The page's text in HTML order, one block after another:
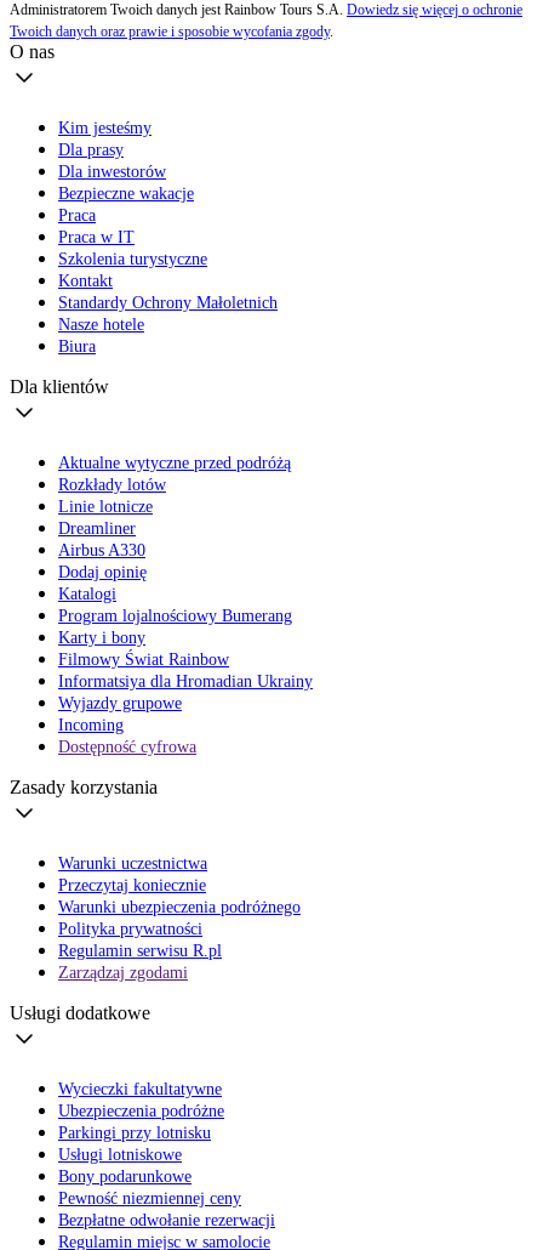
Administratorem Twoich danych jest Rainbow Tours S.A. Dowiedz się więcej o ochronie
Twoich danych oraz prawie i sposobie wycofania zgody.
O nas
Kim jesteśmy
Dla prasy
Dla inwestorów
Bezpieczne wakacje
Praca
Praca w IT
Szkolenia turystyczne
Kontakt
Standardy Ochrony Małoletnich
Nasze hotele
Biura
Dla klientów
Aktualne wytyczne przed podróżą
Rozkłady lotów
Linie lotnicze
Dreamliner
Airbus A330
Dodaj opinię
Katalogi
Program lojalnościowy Bumerang
Karty i bony
Filmowy Świat Rainbow
Informatsiya dla Hromadian Ukrainy
Wyjazdy grupowe
Incoming
Dostępność cyfrowa
Zasady korzystania
Warunki uczestnictwa
Przeczytaj koniecznie
Warunki ubezpieczenia podróżnego
Polityka prywatności
Regulamin serwisu R.pl
Zarządzaj zgodami
Usługi dodatkowe
Wycieczki fakultatywne
Ubezpieczenia podróżne
Parkingi przy lotnisku
Usługi lotniskowe
Bony podarunkowe
Pewność niezmiennej ceny
Bezpłatne odwołanie rezerwacji
Regulamin miejsc w samolocie